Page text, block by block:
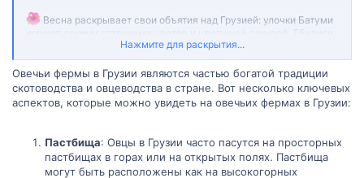
Весна раскрывает свои объятия над Грузией: улочки Батуми
и Кутаиси украшают магнолии, а в Гурджаани расцветают
персики, словно создавая картину волшебства и красоты.
Нажмите для раскрытия...
Овечьи фермы в Грузии являются частью богатой традиции
скотоводства и овцеводства в стране. Вот несколько ключевых
аспектов, которые можно увидеть на овечьих фермах в Грузии:
Пастбища: Овцы в Грузии часто пасутся на просторных
пастбищах в горах или на открытых полях. Пастбища
могут быть расположены как на высокогорных